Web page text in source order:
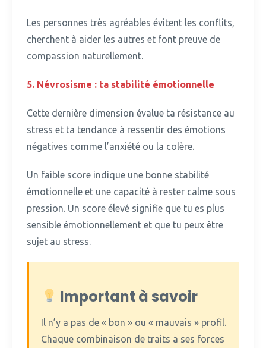
Les personnes très agréables évitent les conflits,
cherchent à aider les autres et font preuve de
compassion naturellement.
5. Névrosisme : ta stabilité émotionnelle
Cette dernière dimension évalue ta résistance au
stress et ta tendance à ressentir des émotions
négatives comme l’anxiété ou la colère.
Un faible score indique une bonne stabilité
émotionnelle et une capacité à rester calme sous
pression. Un score élevé signifie que tu es plus
sensible émotionnellement et que tu peux être
sujet au stress.
Important à savoir
Il n’y a pas de « bon » ou « mauvais » profil.
Chaque combinaison de traits a ses forces